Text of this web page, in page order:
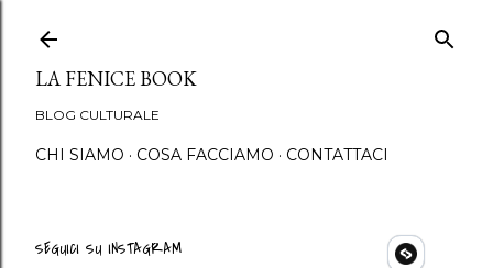
Passa ai contenuti
LA FENICE BOOK
BLOG CULTURALE
CHI SIAMO COSA FACCIAMO CONTATTACI
SEGUICI SU INSTAGRAM